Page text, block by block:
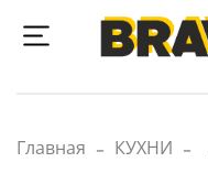
Главная КУХНИ